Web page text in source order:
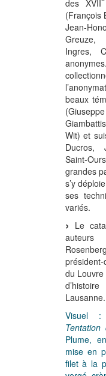
des XVII
(François
Jean-
Greuze,
Ingres,
beaux
Wit) et
Ducros,
Saint-
grandes
s’y
ses
variés.
Le
du
Lausanne.
Visuel :
Plume,
mise en
filet à la